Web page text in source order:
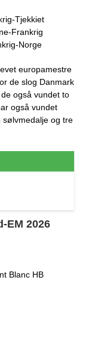
Tjekkiet
Frankrig
Norge
europamestre
de slog Danmark
også vundet to
også vundet
sølvmedalje og tre
2026
Blanc HB